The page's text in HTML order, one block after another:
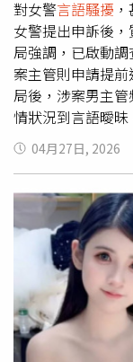
恐怕更加嚴重，
這次行動迅速受
卡盧戈特拉（
她投入公共服務
境，先後於奧斯
商管理碩士學位，
安全與國防法碩
時尚未分裂的安
司，之後於2006
日起擔任馬爾卡
TODAY》指出，
知名的成績之一
（Maoist）放下
高聲望。
於制止、勇敢說
撥打110、113現
7728-5098分機7
對女警言語騷擾
女警提出申訴後
局強調，已啟動
案主管則申請提
局後，涉案男主
情狀況到言語曖
山後，以相約同
隊考量應允參加
其他同事臨時取
館，甚至開好雙
絕，才未被「得
業務接觸的尷尬
心理壓力日益加
仍需與該名主管
月8日受理性騷擾
定迅速啟動調查
會議，且由外聘
04月27日, 2026